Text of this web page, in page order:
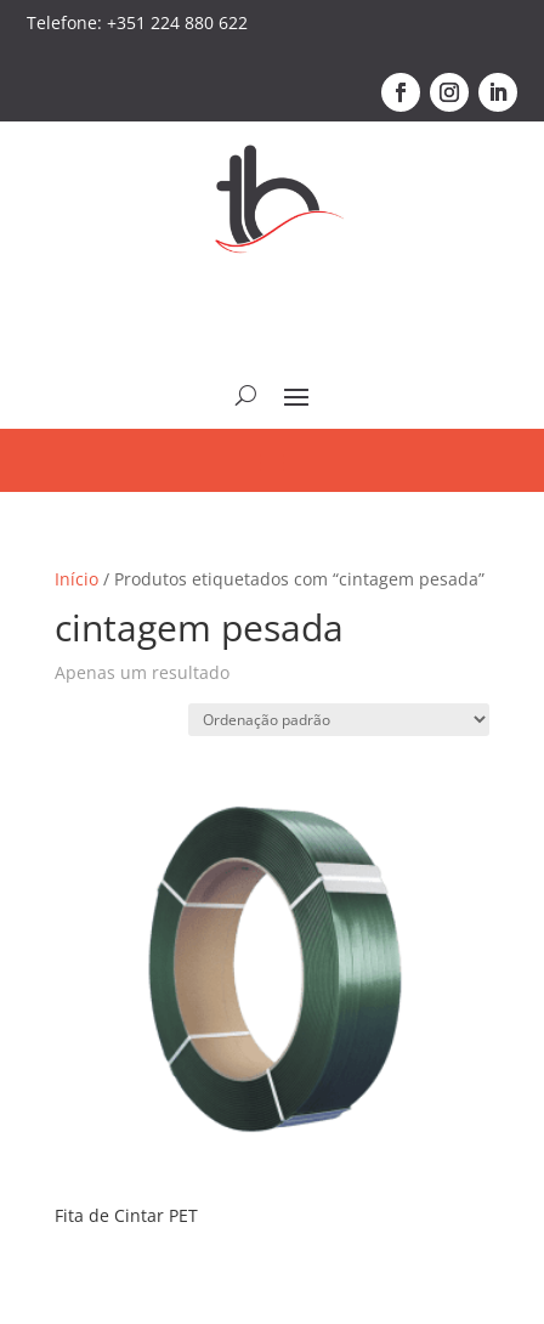
Telefone: +351 224 880 622
Início/ Produtos etiquetados com “cintagem pesada”
cintagem pesada
Apenas um resultado
Fita de Cintar PET